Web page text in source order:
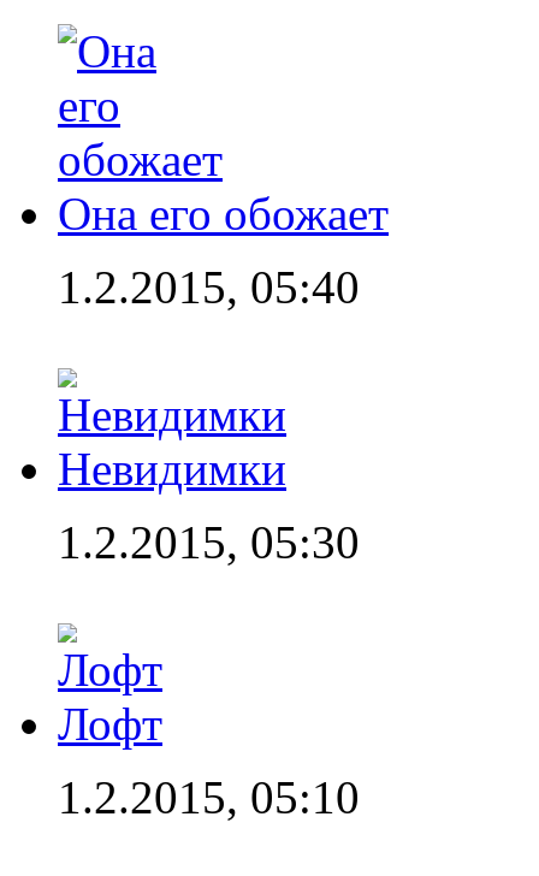
Она его обожает
1.2.2015, 05:40
Невидимки
1.2.2015, 05:30
Лофт
1.2.2015, 05:10